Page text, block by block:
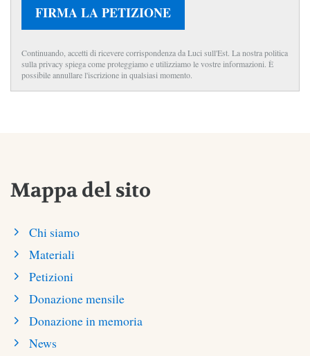
FIRMA LA PETIZIONE
Continuando, accetti di ricevere corrispondenza da Luci sull'Est. La nostra politica
sulla privacy spiega come proteggiamo e utilizziamo le vostre informazioni. È
possibile annullare l'iscrizione in qualsiasi momento.
Mappa del sito
Chi siamo
Materiali
Petizioni
Donazione mensile
Donazione in memoria
News